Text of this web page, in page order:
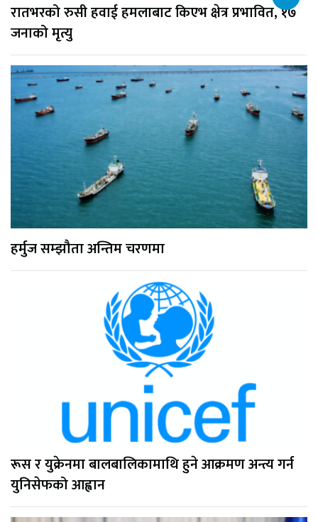
रातभरको रुसी हवाई हमलाबाट किएभ क्षेत्र प्रभावित, १७
जनाको मृत्यु
हर्मुज सम्झौता अन्तिम चरणमा
रूस र युक्रेनमा बालबालिकामाथि हुने आक्रमण अन्त्य गर्न
युनिसेफको आह्वान